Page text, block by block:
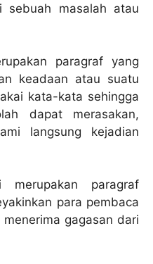
sebuah masalah atau
paragraf yang
keadaan atau suatu
kata-kata sehingga
dapat merasakan,
langsung kejadian
merupakan paragraf
para pembaca
gagasan dari